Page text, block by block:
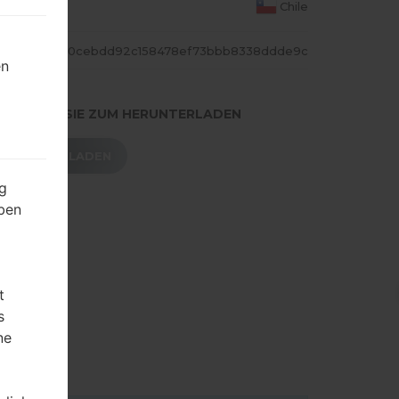
Chile
0cebdd92c158478ef73bbb8338ddde9c
SIE ZUM HERUNTERLADEN